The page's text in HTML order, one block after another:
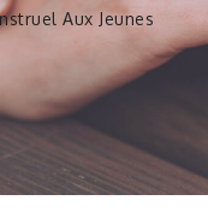
Aux Jeunes